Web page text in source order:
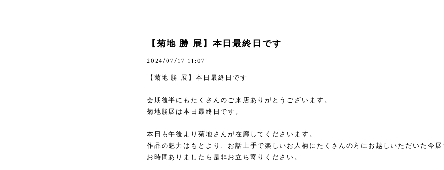
【菊地 勝 展】本日最終日です
2024/07/17 11:07
【菊地 勝 展】本日最終日です
会期後半にもたくさんのご来店ありがとうございます。
菊地勝展は本日最終日です。
本日も午後より菊地さんが在廊してくださいます。
作品の魅力はもとより、お話上手で楽しいお人柄にたくさんの方にお越しいただいた今展
お時間ありましたら是非お立ち寄りください。